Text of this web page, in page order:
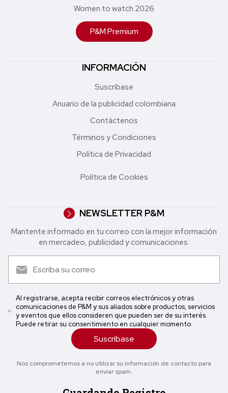
Women to watch 2026
P&M Premium
INFORMACIÓN
Suscríbase
Anuario de la publicidad colombiana
Contáctenos
Términos y Condiciones
Política de Privacidad
Política de Cookies
NEWSLETTER P&M
Mantente informado en tu correo con la mejor in formación
en mercadeo, publicidad y comunicaciones.
Al registrarse, acepta recibir correos electrónicos y otras
comunicaciones de P&M y sus aliados sobre productos, servicios
y eventos que ellos consideren que pueden ser de su interés.
Puede retirar su consentimiento en cualquier momento
Suscríbase
Nos comprometemos a no utilizar su información de contacto para
enviar spam.